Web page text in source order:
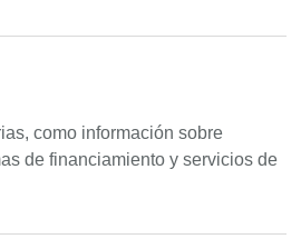
como información sobre
de financiamiento y servicios de